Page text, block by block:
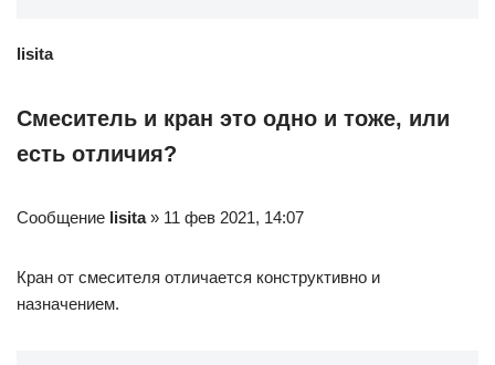
lisita
Смеситель и кран это одно и тоже, или
есть отличия?
Сообщение lisita» 11 фев 2021, 14:07
Кран от смесителя отличается конструктивно и
назначением.